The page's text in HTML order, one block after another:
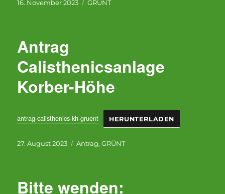
Veröffentlicht
16. November 2023 Kategorien
GRÜNT
Antrag
Calisthenicsanlage
Korber-Höhe
antrag-calisthenics-kh-gruent HERUNTERLADEN
Veröffentlicht
27. August 2023 Kategorien
Antrag,GRÜNT
Bitte wenden: